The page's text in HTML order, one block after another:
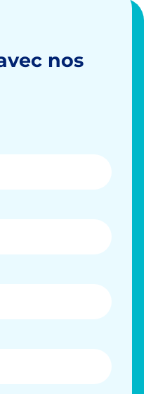
nos